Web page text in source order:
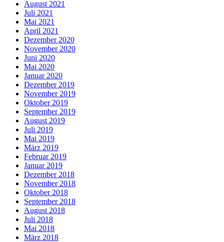
August 2021
Juli 2021
Mai 2021
April 2021
Dezember 2020
November 2020
Juni 2020
Mai 2020
Januar 2020
Dezember 2019
November 2019
Oktober 2019
September 2019
August 2019
Juli 2019
Mai 2019
März 2019
Februar 2019
Januar 2019
Dezember 2018
November 2018
Oktober 2018
September 2018
August 2018
Juli 2018
Mai 2018
März 2018